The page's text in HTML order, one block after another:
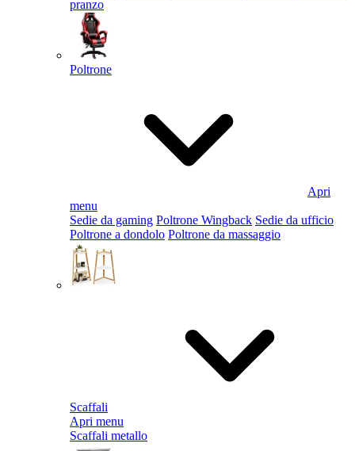
pranzo
Poltrone
Apri
menu
Sedie da gaming Poltrone Wingback Sedie da ufficio
Poltrone a dondolo Poltrone da massaggio
Scaffali
Apri menu
Scaffali metallo